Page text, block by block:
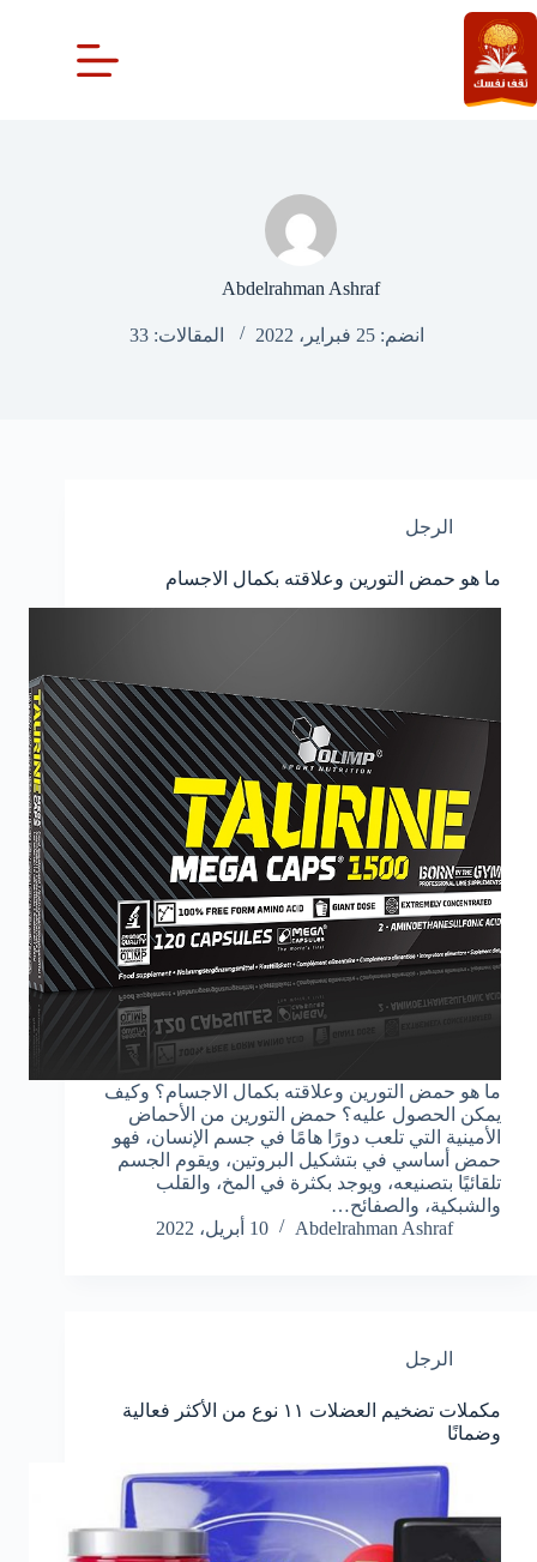
التجاوز
إلى
المحتوى
Abdelrahman Ashraf
انضم: 25 فبراير، 2022 المقالات: 33
الرجل
ما هو حمض التورين وعلاقته بكمال الاجسام
ما هو حمض التورين وعلاقته بكمال الاجسام؟ وكيف
يمكن الحصول عليه؟ حمض التورين من الأحماض
الأمينية التي تلعب دورًا هامًا في جسم الإنسان، فهو
حمض أساسي في بتشكيل البروتين، ويقوم الجسم
تلقائيًا بتصنيعه، ويوجد بكثرة في المخ، والقلب
والشبكية، والصفائح…
Abdelrahman Ashraf
10 أبريل، 2022
الرجل
مكملات تضخيم العضلات ١١ نوع من الأكثر فعالية
وضمانًا